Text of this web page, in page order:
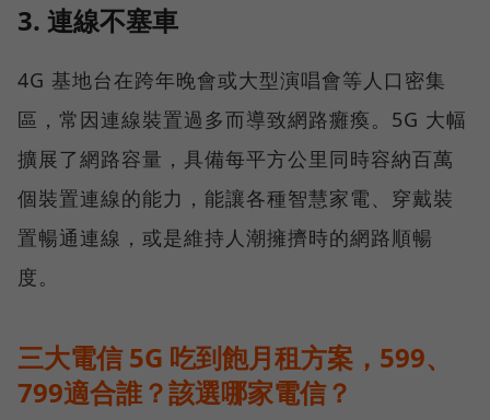
3. 連線不塞車
4G 基地台在跨年晚會或大型演唱會等人口密集
區，常因連線裝置過多而導致網路癱瘓。5G 大幅
擴展了網路容量，具備每平方公里同時容納百萬
個裝置連線的能力，能讓各種智慧家電、穿戴裝
置暢通連線，或是維持人潮擁擠時的網路順暢
度。
三大電信 5G 吃到飽月租方案，599、
799適合誰？該選哪家電信？